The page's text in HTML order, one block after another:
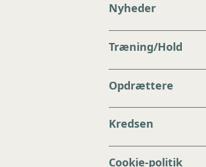
Nyheder
Træning/Hold
Opdrættere
Kredsen
Cookie-politik